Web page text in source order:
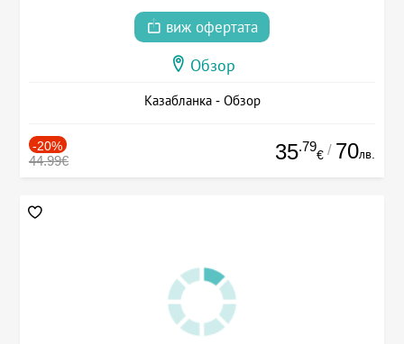
виж офертата
Обзор
Казабланка - Обзор
-20%
44.99€ 35.79
€ / 70лв.